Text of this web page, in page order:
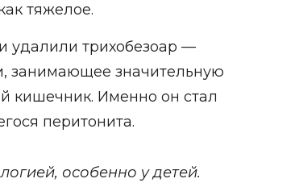
тяжелое.
удалили трихобезоар —
занимающее значительную
кишечник. Именно он стал
перитонита.
особенно у детей.